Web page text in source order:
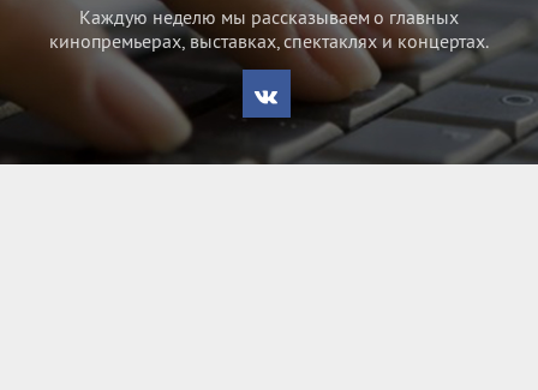
Каждую неделю мы рассказываем о главных
кинопремьерах, выставках, спектаклях и концертах.